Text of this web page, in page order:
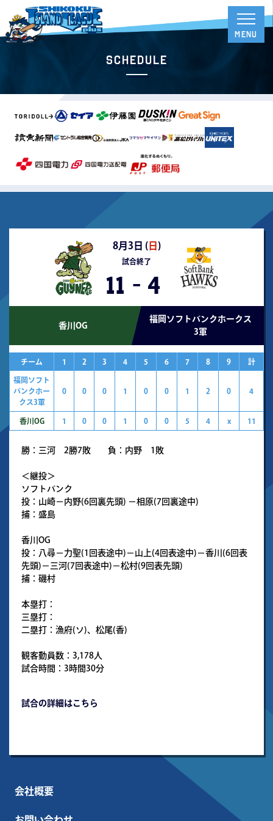
Schedule
8月3日 (日 )
試合終了
11 - 4
香川OG
福岡ソフトバンクホークス
3軍
チーム 1 2 3 4 5 6 7 8 9 計
福岡ソフト
バンクホー
クス3軍
0 0 0 1 0 0 1 2 0 4
香川OG 1 0 0 1 0 0 5 4 x 11
勝：三河 2勝7敗 負：内野 1敗
＜継投＞
ソフトバンク
投：山崎－内野(6回裏先頭) －相原(7回裏途中)
捕：盛島
香川OG
投：八尋－力聖(1回表途中)－山上(4回表途中)－香川(6回表
先頭)－三河(7回表途中)－松村(9回表先頭)
捕：磯村
本塁打：
三塁打：
二塁打：漁府(ソ)、松尾(香)
観客動員数：3,178人
試合時間：3時間30分
試合の詳細はこちら
会社概要